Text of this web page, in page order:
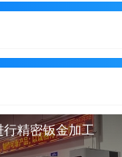
精密钣金加工